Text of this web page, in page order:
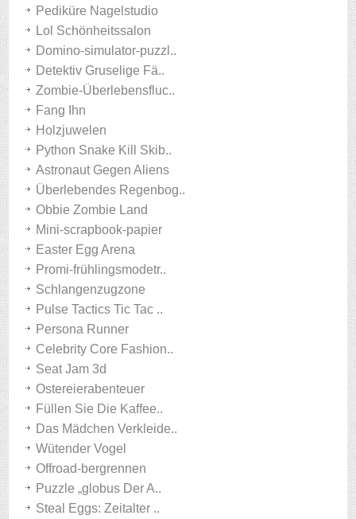
Pediküre Nagelstudio
Lol Schönheitssalon
Domino-simulator-puzzl..
Detektiv Gruselige Fä..
Zombie-Überlebensfluc..
Fang Ihn
Holzjuwelen
Python Snake Kill Skib..
Astronaut Gegen Aliens
Überlebendes Regenbog..
Obbie Zombie Land
Mini-scrapbook-papier
Easter Egg Arena
Promi-frühlingsmodetr..
Schlangenzugzone
Pulse Tactics Tic Tac ..
Persona Runner
Celebrity Core Fashion..
Seat Jam 3d
Ostereierabenteuer
Füllen Sie Die Kaffee..
Das Mädchen Verkleide..
Wütender Vogel
Offroad-bergrennen
Puzzle „globus Der A..
Steal Eggs: Zeitalter ..